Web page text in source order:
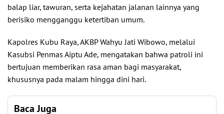
balap liar, tawuran, serta kejahatan jalanan lainnya yang
berisiko mengganggu ketertiban umum.
Kapolres Kubu Raya, AKBP Wahyu Jati Wibowo, melalui
Kasubsi Penmas Aiptu Ade, mengatakan bahwa patroli ini
bertujuan memberikan rasa aman bagi masyarakat,
khususnya pada malam hingga dini hari.
Baca Juga